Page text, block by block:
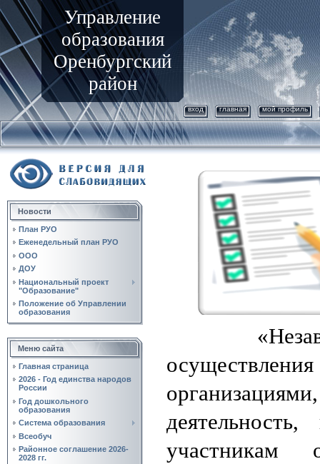
Управление
образования
Оренбургский
район
вход главная мой профиль
Новости
План РУО
Еженедельный план РУО
ООО
ДОУ
Национальный проект
"Образование"
Положение об Управлении
образования
Меню сайта
Главная страница
2026 - Год единства народов
России
Год дошкольного
образования
Система образования
Всеобуч
Районное соглашение 2026-
2028 гг.
участникам